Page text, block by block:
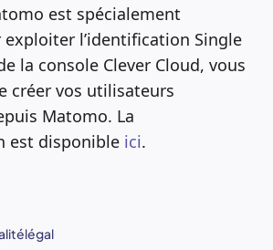
est spécialement
l’identification Single
la console Clever Cloud, vous
créer vos utilisateurs
Matomo. La
est disponible ici.
légal